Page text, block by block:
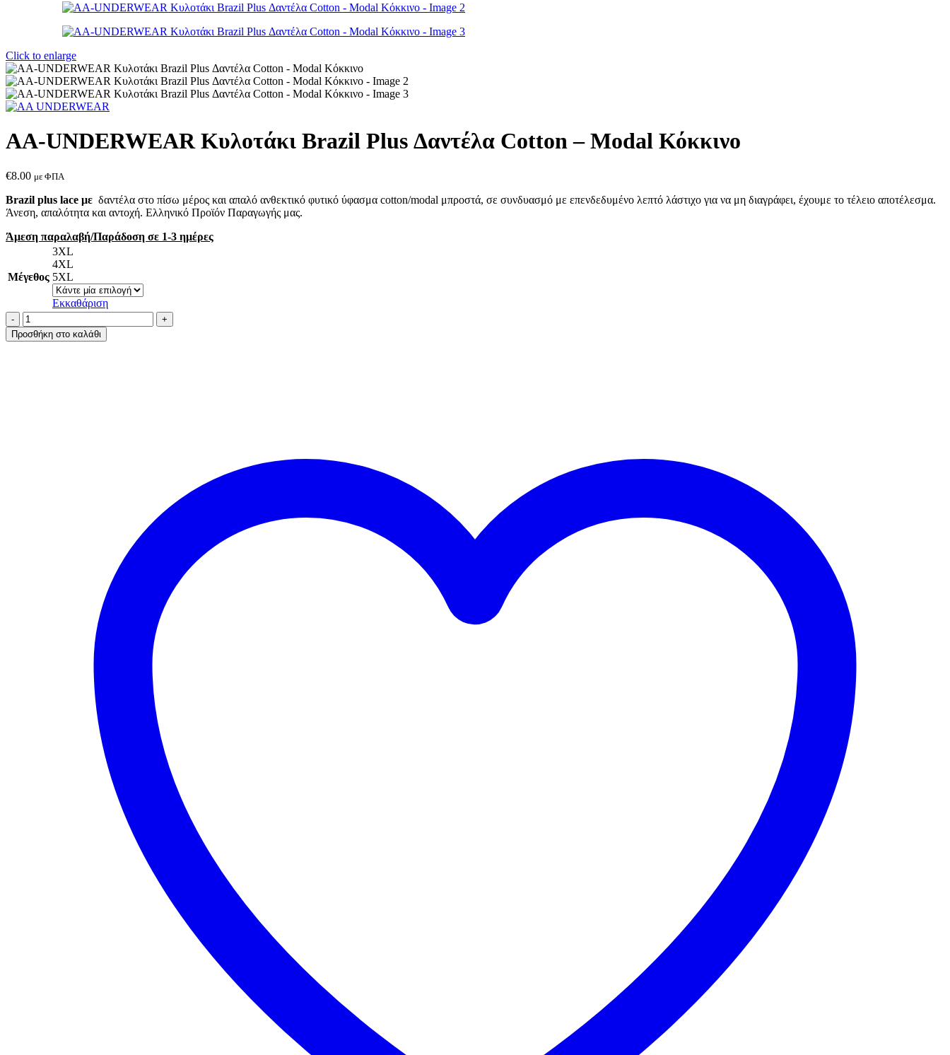
Click to enlarge
AA-UNDERWEAR Κυλοτάκι Brazil Plus Δαντέλα Cotton – Modal Κόκκινο
€8.00 με ΦΠΑ
Brazil plus lace με δαντέλα στο πίσω μέρος και απαλό ανθεκτικό φυτικό ύφασμα cotton/modal μπροστά, σε συνδυασμό με επενδεδυμένο λεπτό λάστιχο για να μη διαγράφει, έχουμε το τέλειο αποτέλεσμα.
Άνεση, απαλότητα και αντοχή. Ελληνικό Προϊόν Παραγωγής μας.
Άμεση παραλαβή/Παράδοση σε 1-3 ημέρες
Μέγεθος
3XL
4XL
5XL
Εκκαθάριση
AA-
UNDERWEAR
Κυλοτάκι
Προσθήκη στο καλάθι